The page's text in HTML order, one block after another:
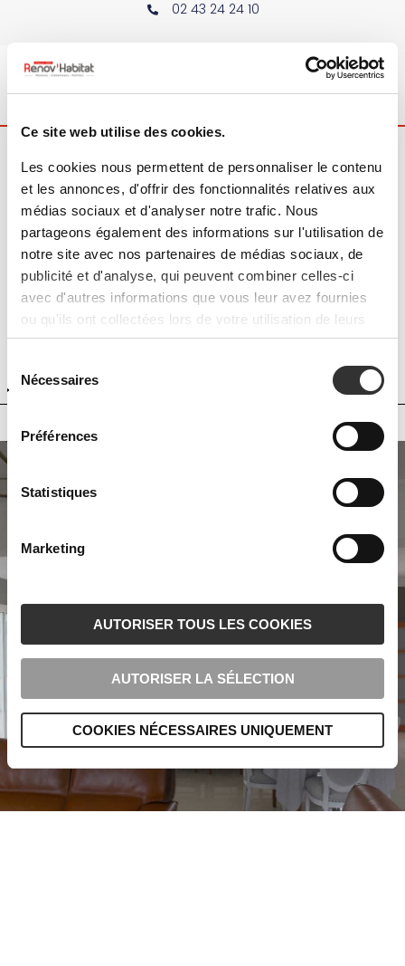
Ce site web utilise des cookies.
Les cookies nous permettent de personnaliser le contenu
et les annonces, d'offrir des fonctionnalités relatives aux
médias sociaux et d'analyser notre trafic. Nous
partageons également des informations sur l'utilisation de
notre site avec nos partenaires de médias sociaux, de
publicité et d'analyse, qui peuvent combiner celles-ci
avec d'autres informations que vous leur avez fournies
ou qu'ils ont collectées lors de votre utilisation de leurs
services.
Nécessaires
Préférences
Statistiques
Marketing
AUTORISER TOUS LES COOKIES
AUTORISER LA SÉLECTION
COOKIES NÉCESSAIRES UNIQUEMENT
02 43 24 24 10
TOUT AFFICHER
RAVALEMENT
PEINTURE
MENUISERIES ET FERMETURES
ENTRETIEN TOITURE ET GOUTTIÈRES
NETTOYAGE ET ENTRETIEN
ISOLATION